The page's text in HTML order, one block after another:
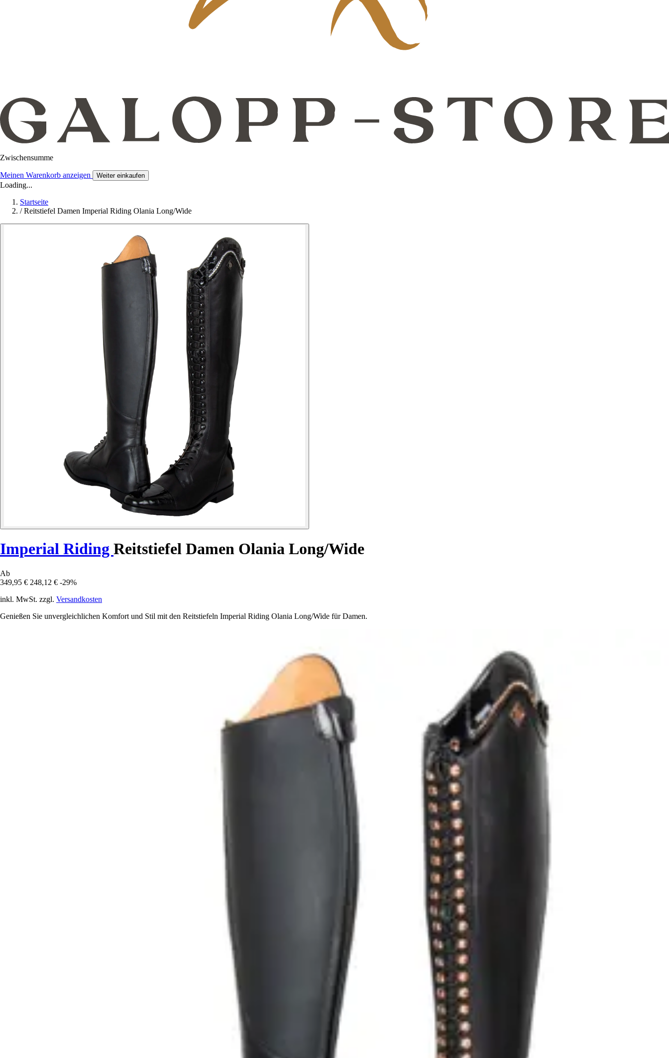
Zwischensumme
Meinen Warenkorb anzeigen Weiter einkaufen
Loading...
Startseite
/ Reitstiefel Damen Imperial Riding Olania Long/Wide
Imperial Riding Reitstiefel Damen Olania Long/Wide
Ab
349,95 € 248,12 € -29%
inkl. MwSt. zzgl. Versandkosten
Genießen Sie unvergleichlichen Komfort und Stil mit den Reitstiefeln Imperial Riding Olania Long/Wide für Damen.